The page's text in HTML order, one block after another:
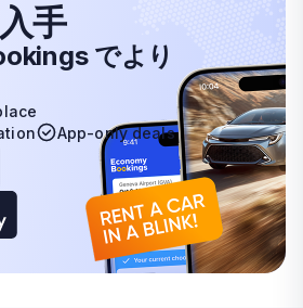
手
でより
App-only deals